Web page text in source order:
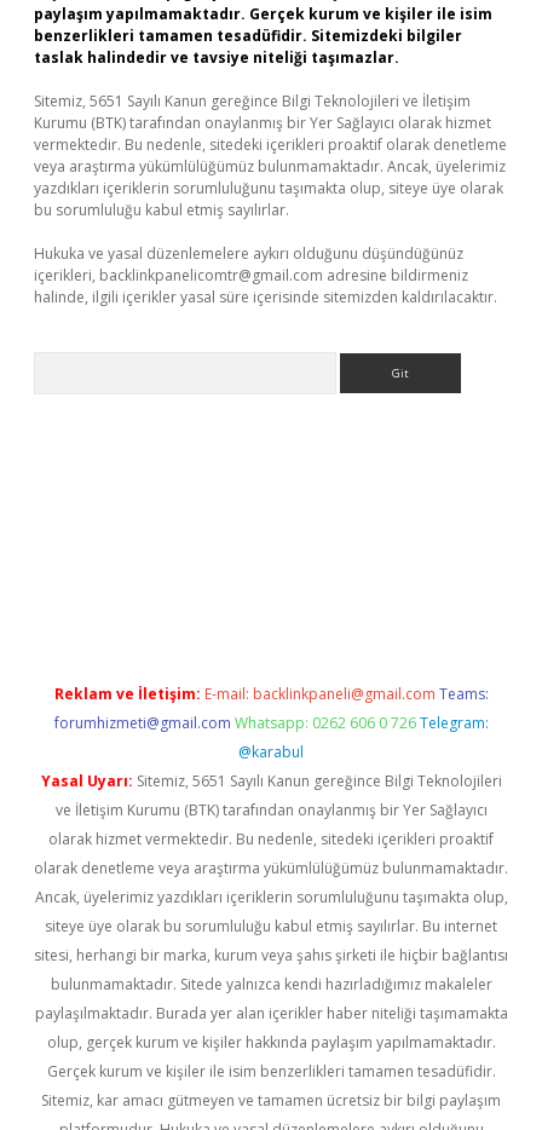
paylaşım yapılmamaktadır. Gerçek kurum ve kişiler ile isim
benzerlikleri tamamen tesadüfidir. Sitemizdeki bilgiler
taslak halindedir ve tavsiye niteliği taşımazlar.
Sitemiz, 5651 Sayılı Kanun gereğince Bilgi Teknolojileri ve İletişim
Kurumu (BTK) tarafından onaylanmış bir Yer Sağlayıcı olarak hizmet
vermektedir. Bu nedenle, sitedeki içerikleri proaktif olarak denetleme
veya araştırma yükümlülüğümüz bulunmamaktadır. Ancak, üyelerimiz
yazdıkları içeriklerin sorumluluğunu taşımakta olup, siteye üye olarak
bu sorumluluğu kabul etmiş sayılırlar.
Hukuka ve yasal düzenlemelere aykırı olduğunu düşündüğünüz
içerikleri, backlinkpanelicomtr@gmail.com adresine bildirmeniz
halinde, ilgili içerikler yasal süre içerisinde sitemizden kaldırılacaktır.
Reklam ve İletişim: E-mail: backlinkpaneli@gmail.com Teams:
forumhizmeti@gmail.com Whatsapp: 0262 606 0 726 Telegram:
@karabul
Yasal Uyarı: Sitemiz, 5651 Sayılı Kanun gereğince Bilgi Teknolojileri
ve İletişim Kurumu (BTK) tarafından onaylanmış bir Yer Sağlayıcı
olarak hizmet vermektedir. Bu nedenle, sitedeki içerikleri proaktif
olarak denetleme veya araştırma yükümlülüğümüz bulunmamaktadır.
Ancak, üyelerimiz yazdıkları içeriklerin sorumluluğunu taşımakta olup,
siteye üye olarak bu sorumluluğu kabul etmiş sayılırlar. Bu internet
sitesi, herhangi bir marka, kurum veya şahıs şirketi ile hiçbir bağlantısı
bulunmamaktadır. Sitede yalnızca kendi hazırladığımız makaleler
paylaşılmaktadır. Burada yer alan içerikler haber niteliği taşımamakta
olup, gerçek kurum ve kişiler hakkında paylaşım yapılmamaktadır.
Gerçek kurum ve kişiler ile isim benzerlikleri tamamen tesadüfidir.
Sitemiz, kar amacı gütmeyen ve tamamen ücretsiz bir bilgi paylaşım